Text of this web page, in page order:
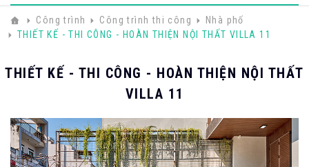
Công trình Công trình thi công
Nhà phố
THIẾT KẾ - THI CÔNG - HOÀN THIỆN NỘI THẤT VILLA 11
THIẾT KẾ - THI CÔNG - HOÀN THIỆN NỘI THẤT
VILLA 11